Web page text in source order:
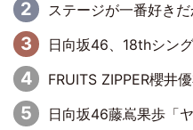
ステージが一番好きだから
日向坂46、18thシングル『イチャイチャ虫』センターは正源
FRUITS ZIPPER櫻井優衣、ハンバーガー片手に見せた笑顔が
日向坂46藤嶌果歩「ヤバい、ヤ